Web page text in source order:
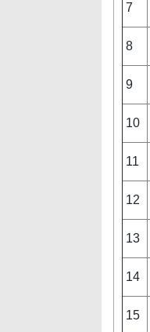
7
8
9
10
11
12
13
14
15